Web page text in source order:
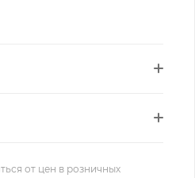
от цен в розничных